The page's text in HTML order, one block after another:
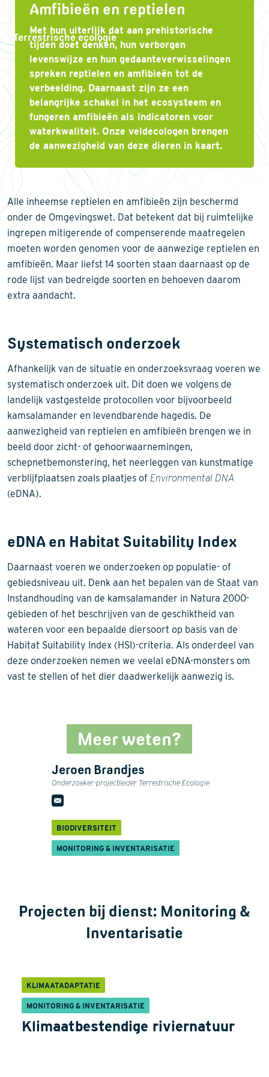
Terrestrische ecologie
Amfibieën en reptielen
Met hun uiterlijk dat aan prehistorische
tijden doet denken, hun verborgen
levenswijze en hun gedaanteverwisselingen
spreken reptielen en amfibieën tot de
verbeelding. Daarnaast zijn ze een
belangrijke schakel in het ecosysteem en
fungeren amfibieën als indicatoren voor
waterkwaliteit. Onze veldecologen brengen
de aanwezigheid van deze dieren in kaart.
Alle inheemse reptielen en amfibieën zijn beschermd
onder de Omgevingswet. Dat betekent dat bij ruimtelijke
ingrepen mitigerende of compenserende maatregelen
moeten worden genomen voor de aanwezige reptielen en
amfibieën. Maar liefst 14 soorten staan daarnaast op de
rode lijst van bedreigde soorten en behoeven daarom
extra aandacht.
Systematisch onderzoek
Afhankelijk van de situatie en onderzoeksvraag voeren we
systematisch onderzoek uit. Dit doen we volgens de
landelijk vastgestelde protocollen voor bijvoorbeeld
kamsalamander en levendbarende hagedis. De
aanwezigheid van reptielen en amfibieën brengen we in
beeld door zicht- of gehoorwaarnemingen,
schepnetbemonstering, het neerleggen van kunstmatige
verblijfplaatsen zoals plaatjes of Environmental DNA
(eDNA).
eDNA en Habitat Suitability Index
Daarnaast voeren we onderzoeken op populatie- of
gebiedsniveau uit. Denk aan het bepalen van de Staat van
Instandhouding van de kamsalamander in Natura 2000-
gebieden of het beschrijven van de geschiktheid van
wateren voor een bepaalde diersoort op basis van de
Habitat Suitability Index (HSI)-criteria. Als onderdeel van
deze onderzoeken nemen we veelal eDNA-monsters om
vast te stellen of het dier daadwerkelijk aanwezig is.
Meer weten?
Jeroen Brandjes
Onderzoeker-projectleider Terrestrische Ecologie
BIODIVERSITEIT
MONITORING & INVENTARISATIE
Projecten bij dienst: Monitoring &
Inventarisatie
KLIMAATADAPTATIE
MONITORING & INVENTARISATIE
Klimaatbestendige riviernatuur